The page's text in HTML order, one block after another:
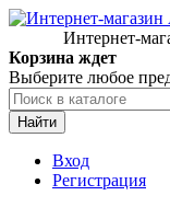
Интернет-
Корзина ждет
Выберите любое
Найти
Вход
Регистрация